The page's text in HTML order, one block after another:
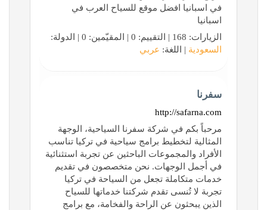
في اسبانيا افضل موقع للسياح العرب في
اسبانيا
الزيارات: 168 | التقييم: 0 | المقيّمين: 0 | الدولة:
السعودية | اللغة: عربي
سفرنا
http://safarna.com
مرحباً بكم في شركة سفرنا السياحية، الوجهة
المثالية لتخطيط برامج سياحية في تركيا تناسب
الأفراد والمجموعات الباحثين عن تجربة استثنائية
في أجمل الوجهات. نحن متخصصون في تقديم
خدمات متكاملة تجعل من السياحة في تركيا
تجربة لا تُنسى تقدم شركتنا خدماتها للسياح
الذين يبحثون عن الراحة والفخامة، مع برامج